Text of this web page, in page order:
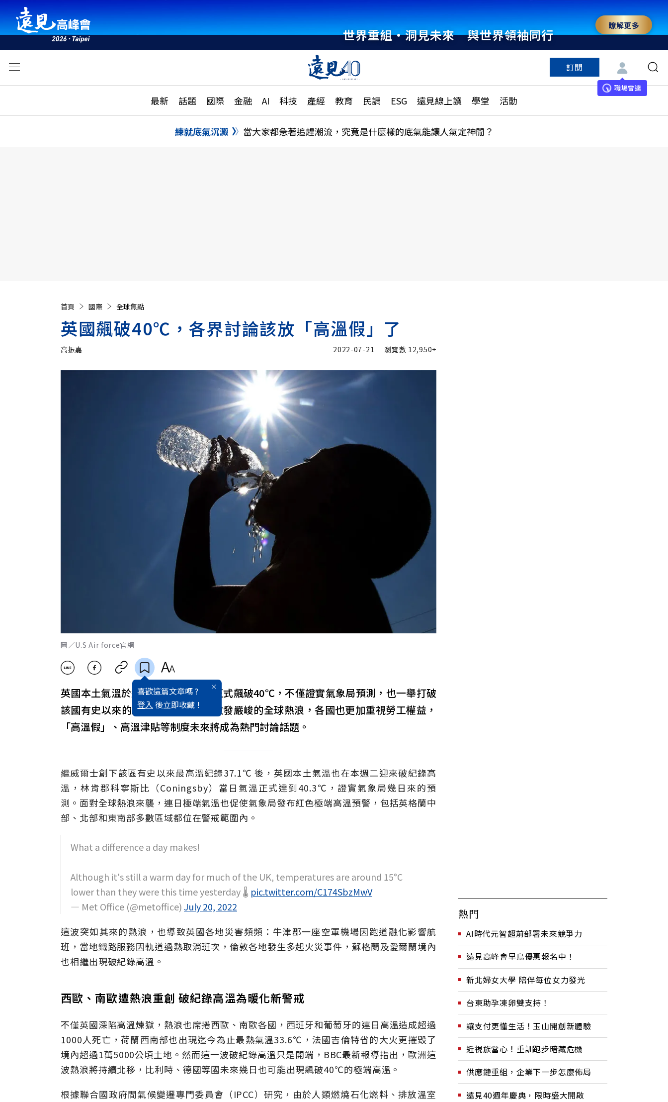
世界重組・洞見未來 與世界領袖同行
瞭解更多
訂閱
職場雷達
最新 話題 國際 金融 AI 科技 產經 教育 民調 ESG 遠見線上讀 學堂 活動
活動
話題
國際
特輯
大學升學、職涯攻略
縣市施政調查全解析
民調
更多訂閱方案
特色頻道
練就底氣沉澱 當大家都急著追趕潮流，究竟是什麼樣的底氣能讓人氣定神閒？
首頁 國際 全球焦點
英國飆破40℃，各界討論該放「高溫假」了
高振嘉 2022-07-21 瀏覽數 12,950+
圖／U.S Air force官網
喜歡這篇文章嗎 ?
登入 後立即收藏 !
英國本土氣溫於週二（19日）下午正式飆破40℃，不僅證實氣象局預測，也一舉打破
該國有史以來的最高溫紀錄。針對愈發嚴峻的全球熱浪，各國也更加重視勞工權益，
「高溫假」、高溫津貼等制度未來將成為熱門討論話題。
繼威爾士創下該區有史以來最高溫紀錄37.1℃ 後，英國本土氣溫也在本週二迎來破紀錄高
溫，林肯郡科寧斯比（Coningsby）當日氣溫正式達到40.3℃，證實氣象局幾日來的預
測。面對全球熱浪來襲，連日極端氣溫也促使氣象局發布紅色極端高溫預警，包括英格蘭中
部、北部和東南部多數區域都位在警戒範圍內。
What a difference a day makes!
Although it's still a warm day for much of the UK, temperatures are around 15°C
lower than they were this time yesterday 🌡️ pic.twitter.com/C174SbzMwV
— Met Office (@metoffice)July 20, 2022
這波突如其來的熱浪，也導致英國各地災害頻頻：牛津郡一座空軍機場因跑道融化影響航
班，當地鐵路服務因軌道過熱取消班次，倫敦各地發生多起火災事件，蘇格蘭及愛爾蘭境內
也相繼出現破紀錄高溫。
西歐、南歐遭熱浪重創 破紀錄高溫為暖化新警戒
不僅英國深陷高溫煉獄，熱浪也席捲西歐、南歐各國，西班牙和葡萄牙的連日高溫造成超過
1000人死亡，荷蘭西南部也出現迄今為止最熱氣溫33.6℃，法國吉倫特省的大火更摧毀了
境內超過1萬5000公頃土地。然而這一波破紀錄高溫只是開端，BBC最新報導指出，歐洲這
波熱浪將持續北移，比利時、德國等國未來幾日也可能出現飆破40℃的極端高溫。
根據聯合國政府間氣候變遷專門委員會（IPCC）研究，由於人類燃燒石化燃料、排放溫室
熱門
AI時代元智超前部署未來競爭力
遠見高峰會早鳥優惠報名中！
新北婦女大學 陪伴每位女力發光
台東助孕凍卵雙支持！
讓支付更懂生活！玉山開創新體驗
近視族當心！重訓跑步暗藏危機
供應鏈重組，企業下一步怎麼佈局
遠見40週年慶典，限時盛大開啟